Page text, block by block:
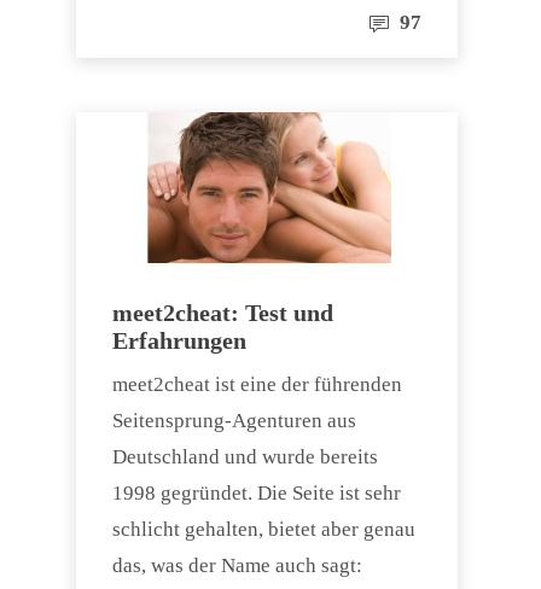
97
meet2cheat: Test und
Erfahrungen
meet2cheat ist eine der führenden
Seitensprung-Agenturen aus
Deutschland und wurde bereits
1998 gegründet. Die Seite ist sehr
schlicht gehalten, bietet aber genau
das, was der Name auch sagt: